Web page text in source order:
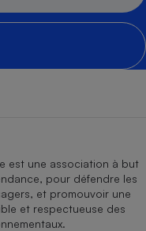
est une association à but
pour défendre les
et promouvoir une
et respectueuse des